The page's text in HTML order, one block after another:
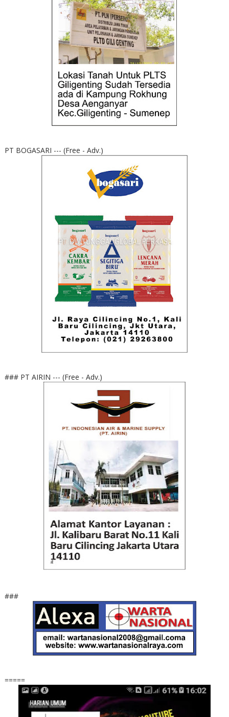
PT BOGASARI --- (Free - Adv.)
### PT AIRIN --- (Free - Adv.)
###
=====